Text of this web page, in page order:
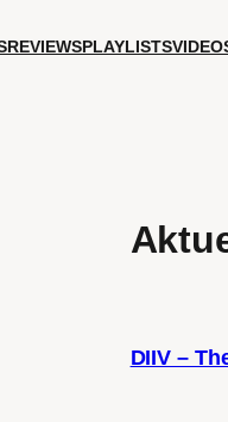
REVIEWSPLAYLISTS
DIIV –